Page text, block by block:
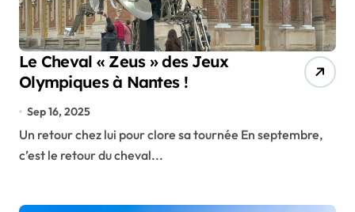
Le Cheval « Zeus » des Jeux
Olympiques à Nantes !
Sep 16, 2025
Un retour chez lui pour clore sa tournée En septembre,
c’est le retour du cheval...